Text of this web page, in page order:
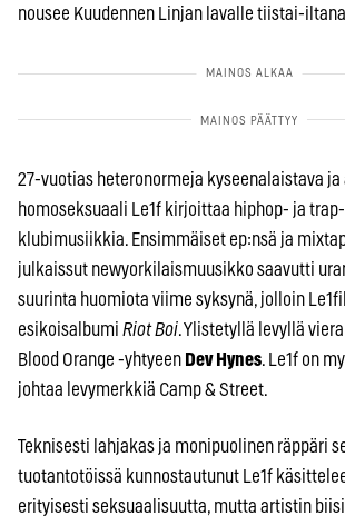
nousee Kuudennen Linjan lavalle tiistai-
27-vuotias heteronormeja kyseenalaistava ja
homoseksuaali Le1f kirjoittaa hiphop- ja
klubimusiikkia. Ensimmäiset ep:nsä ja
julkaissut newyorkilaismuusikko saavutti
suurinta huomiota viime syksynä, jolloin
esikoisalbumi Riot Boi. Ylistetyllä levyllä
Blood Orange -yhtyeen Dev Hynes. Le1f on
johtaa levymerkkiä Camp & Street.
Teknisesti lahjakas ja monipuolinen räppäri
tuotantotöissä kunnostautunut Le1f
erityisesti seksuaalisuutta, mutta artistin